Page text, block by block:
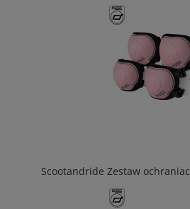
Scootandride Zestaw